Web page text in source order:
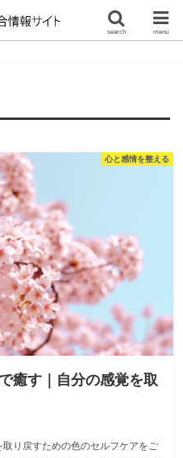
search menu
心と感情を整える
癒す｜自分の感覚を取
り戻すための色のセルフケアをご